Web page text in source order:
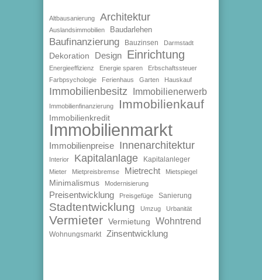
Altbausanierung Architektur
Auslandsimmobilien Baudarlehen
Baufinanzierung Bauzinsen Darmstadt
Dekoration Design Einrichtung
Energieeffizienz Energie sparen
Erbschaftssteuer
Farbpsychologie
Ferienhaus Garten Hauskauf
Immobilienbesitz Immobilienerwerb
Immobilienfinanzierung Immobilienkauf
Immobilienkredit
Immobilienmarkt
Immobilienpreise Innenarchitektur
Interior Kapitalanlage Kapitalanleger
Mieter Mietpreisbremse Mietrecht Mietspiegel
Minimalismus Modernisierung
Preisentwicklung Preisgefüge Sanierung
Stadtentwicklung Umzug Urbanität
Vermieter Vermietung Wohntrend
Wohnungsmarkt Zinsentwicklung